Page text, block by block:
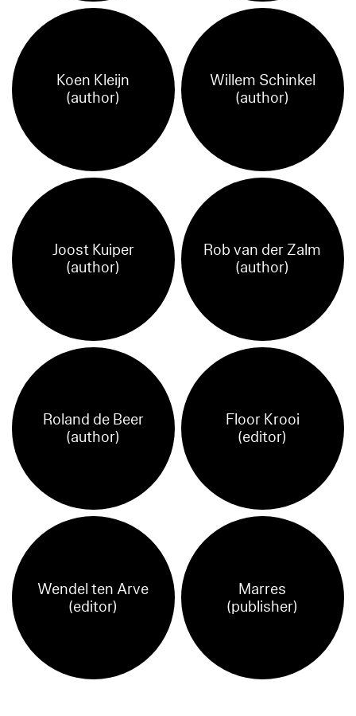
Koen Kleijn
(author)
Willem Schinkel
(author)
Joost Kuiper
(author)
Rob van der Zalm
(author)
Roland de Beer
(author)
Floor Krooi
(editor)
Wendel ten Arve
(editor)
Marres
(publisher)